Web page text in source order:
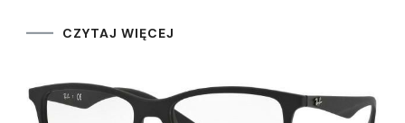
CZYTAJ WIĘCEJ